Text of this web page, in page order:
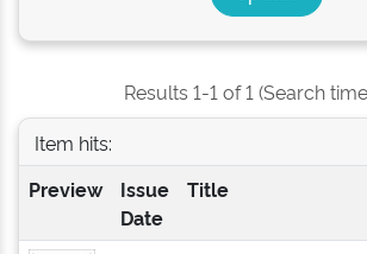
Results 1-1 of 1 (Search
Item hits:
Preview
Issue
Date
Title